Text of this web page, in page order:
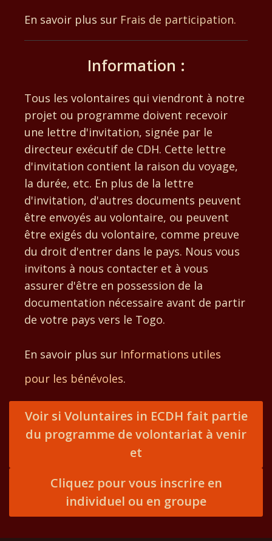
En savoir plus sur Frais de participation.
Information :
Tous les volontaires qui viendront à notre
projet ou programme doivent recevoir
une lettre d'invitation, signée par le
directeur exécutif de CDH. Cette lettre
d'invitation contient la raison du voyage,
la durée, etc. En plus de la lettre
d'invitation, d'autres documents peuvent
être envoyés au volontaire, ou peuvent
être exigés du volontaire, comme preuve
du droit d'entrer dans le pays. Nous vous
invitons à nous contacter et à vous
assurer d'être en possession de la
documentation nécessaire avant de partir
de votre pays vers le Togo.
En savoir plus sur Informations utiles
pour les bénévoles.
Voir si Voluntaires in ECDH fait partie
du programme de volontariat à venir
et
Cliquez pour vous inscrire en
individuel ou en groupe